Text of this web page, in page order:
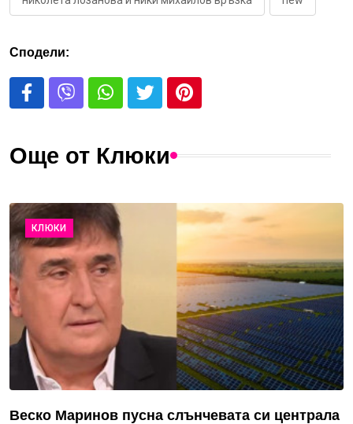
Сподели:
Още от Клюки
КЛЮКИ
Веско Маринов пусна слънчевата си централа